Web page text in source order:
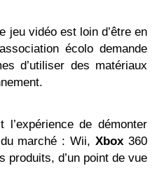
jeu vidéo est loin d’être en
écolo demande
d’utiliser des matériaux
l’expérience de démonter
marché : Wii,Xbox 360
produits, d’un point de vue